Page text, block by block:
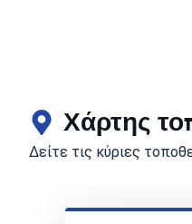
Χάρτης
Δείτε τις κύριες